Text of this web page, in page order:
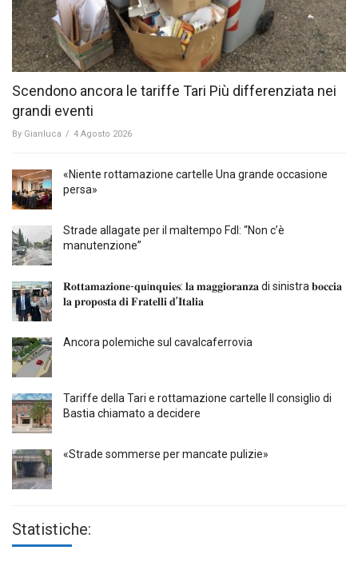
Scendono ancora le tariffe Tari Più differenziata nei
grandi eventi
By Gianluca / 4 Agosto 2026
«Niente rottamazione cartelle Una grande occasione
persa»
Strade allagate per il maltempo FdI: “Non c’è
manutenzione”
𝐑𝐨𝐭𝐭𝐚𝐦𝐚𝐳𝐢𝐨𝐧𝐞-𝐪𝐮i𝐧𝐪𝐮𝐢𝐞𝐬: 𝐥𝐚 𝐦𝐚𝐠𝐠𝐢𝐨𝐫𝐚𝐧𝐳𝐚 di sinistra 𝐛𝐨𝐜𝐜𝐢𝐚
𝐥𝐚 𝐩𝐫𝐨𝐩𝐨𝐬𝐭𝐚 𝐝𝐢 𝐅𝐫𝐚𝐭𝐞𝐥𝐥𝐢 𝐝’𝐈𝐭𝐚𝐥𝐢𝐚
Ancora polemiche sul cavalcaferrovia
Tariffe della Tari e rottamazione cartelle Il consiglio di
Bastia chiamato a decidere
«Strade sommerse per mancate pulizie»
Statistiche: